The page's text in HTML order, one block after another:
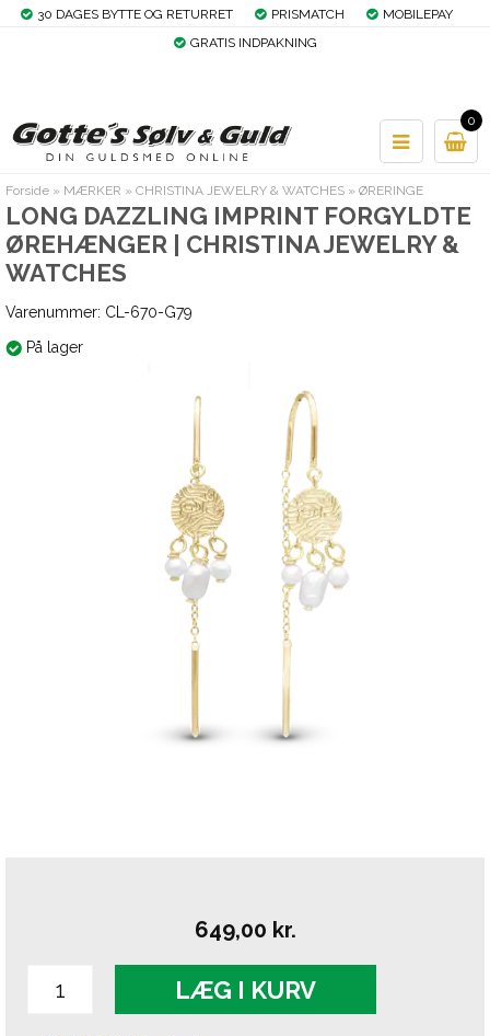
30 DAGES BYTTE OG RETURRET PRISMATCH
MOBILEPAY
GRATIS INDPAKNING
0
Forside » MÆRKER » CHRISTINA JEWELRY & WATCHES » ØRERINGE
LONG DAZZLING IMPRINT FORGYLDTE
ØREHÆNGER | CHRISTINA JEWELRY &
WATCHES
Varenummer: CL-670-G79
På lager
649,00 kr.
LÆG I KURV